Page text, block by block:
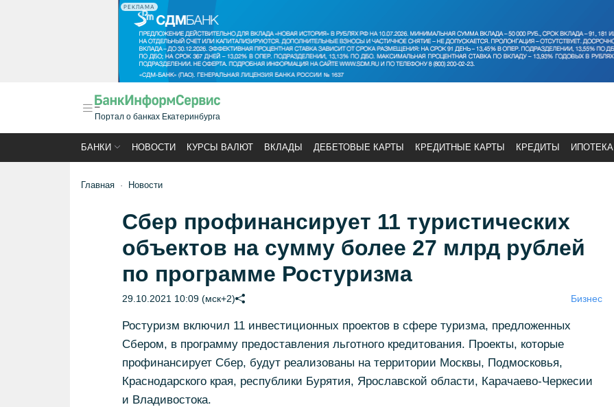
РЕКЛАМА
Портал о банках Екатеринбурга
БАНКИ НОВОСТИ КУРСЫ ВАЛЮТ ВКЛАДЫ ДЕБЕТОВЫЕ КАРТЫ КРЕДИТНЫЕ КАРТЫ КРЕДИТЫ ИПОТЕКА
Главная Новости
Сбер профинансирует 11 туристических
объектов на сумму более 27 млрд рублей
по программе Ростуризма
29.10.2021 10:09 (мск+2) Бизнес
Ростуризм включил 11 инвестиционных проектов в сфере туризма, предложенных
Сбером, в программу предоставления льготного кредитования. Проекты, которые
профинансирует Сбер, будут реализованы на территории Москвы, Подмосковья,
Краснодарского края, республики Бурятия, Ярославской области, Карачаево-Черкесии
и Владивостока.